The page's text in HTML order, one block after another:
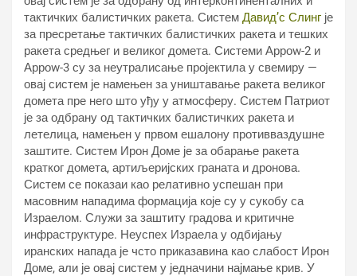
тактичких балистичких ракета. Систем Давид’с Слинг је
за пресретање тактичких балистичких ракета и тешких
ракета средњег и великог домета. Системи Арроw-2 и
Арроw-3 су за неутралисање пројектила у свемиру —
овај систем је намењен за уништавање ракета великог
домета пре него што уђу у атмосферу. Систем Патриот
је за одбрану од тактичких балистичких ракета и
летелица, намењен у првом ешалону противваздушне
заштите. Систем Ирон Доме је за обарање ракета
кратког домета, артиљеријских граната и дронова.
Систем се показаи као релативно успешан при
масовним нападима формација које су у сукобу са
Израелом. Служи за заштиту градова и критичне
инфраструктуре. Неуспех Израела у одбијању
иранских напада је чсто приказавина као слабост Ирон
Доме, али је овај систем у једначини најмање крив. У